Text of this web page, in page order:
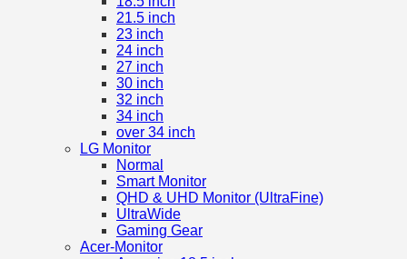
21.5 inch
23 inch
24 inch
27 inch
30 inch
32 inch
34 inch
over 34 inch
LG Monitor
Normal
Smart Monitor
QHD & UHD Monitor (UltraFine)
UltraWide
Gaming Gear
Acer-Monitor